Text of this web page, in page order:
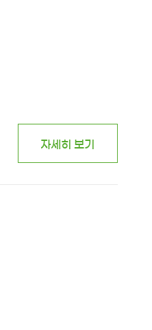
자세히 보기